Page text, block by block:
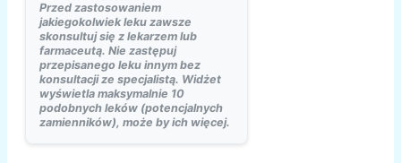
Przed zastosowaniem
jakiegokolwiek leku zawsze
skonsultuj się z lekarzem lub
farmaceutą. Nie zastępuj
przepisanego leku innym bez
konsultacji ze specjalistą. Widżet
wyświetla maksymalnie 10
podobnych leków (potencjalnych
zamienników), może by ich więcej.